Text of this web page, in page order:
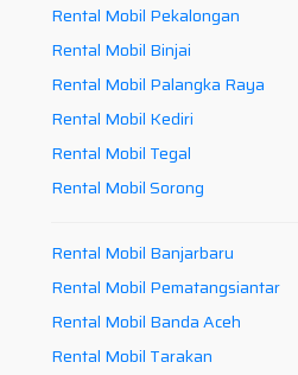
Rental Mobil Pekalongan
Rental Mobil Binjai
Rental Mobil Palangka Raya
Rental Mobil Kediri
Rental Mobil Tegal
Rental Mobil Sorong
Rental Mobil Banjarbaru
Rental Mobil Pematangsiantar
Rental Mobil Banda Aceh
Rental Mobil Tarakan